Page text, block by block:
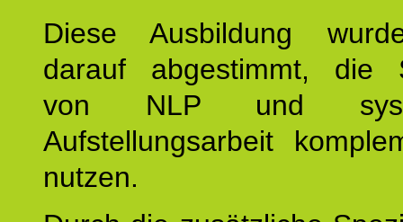
Diese Ausbildung
darauf abgestimmt, die
von NLP und
Aufstellungsarbeit
nutzen.